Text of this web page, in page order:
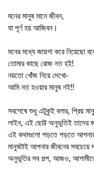
মনের মানুষ মানে জীবন,
যা পূর্ণ হয় আজিবন।
মনের মধ্যে জায়গা করে নিয়েছো
তোমার কাছে রোজ নত হই!
নয়তো খোঁজ নিয়ে দেখো-
আমি নত হওয়ার মানুষ নই!!
সবশেষে শুধু এটুকুই বলার, প্রিয়
লাইন, এই ছোট্ট অনুভূতিই তাদের
এই কথাগুলো পড়তে পড়তে
মানুষটাই আপনার জীবনের
অনুভূতির সব গল্প, আজও,